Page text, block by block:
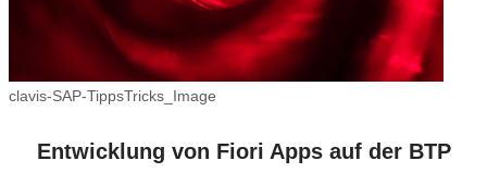
clavis-SAP-TippsTricks_Image
Entwicklung von Fiori Apps auf der BTP